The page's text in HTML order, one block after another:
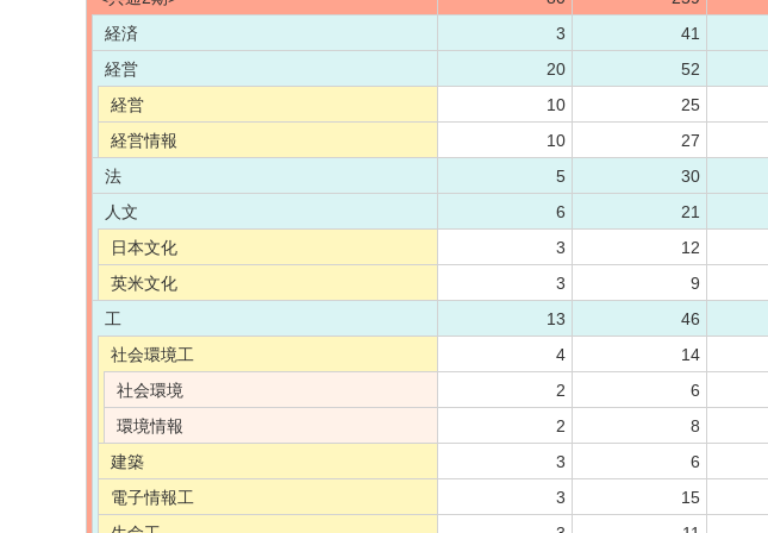
経済
3 41
経営
20 52
経営
10 25
経営情報
10 27
法
5 30
人文
6 21
日本文化
3 12
英米文化
3 9
工
13 46
社会環境工
4 14
社会環境
2 6
環境情報
2 8
建築
3 6
電子情報工
3 15